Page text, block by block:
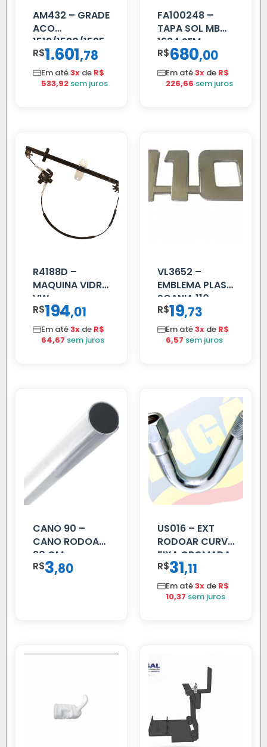
AM432 – GRADE
ACO
1519/1520/1525
R$1.601,78
Em até3x de R$
533,92 sem juros
FA100248 –
TAPA SOL MB
1634 SEM
SUPORTE FIBRA
R$680,00
Em até3x de R$
226,66 sem juros
R4188D –
MAQUINA VIDRO
VW
CONSTELLATION
MANUAL LD
R$194,01
Em até3x de R$
64,67 sem juros
VL3652 –
EMBLEMA PLAST
SCANIA 110
CROMADO
R$19,73
Em até3x de R$
6,57 sem juros
CANO 90 –
CANO RODOAR
90 CM
R$3,80
US016 – EXT
RODOAR CURVA
FIXA CROMADA
R$31,11
Em até3x de R$
10,37 sem juros